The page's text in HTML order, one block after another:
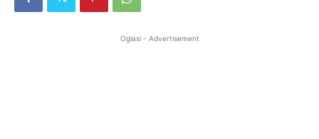
Oglasi - Advertisement